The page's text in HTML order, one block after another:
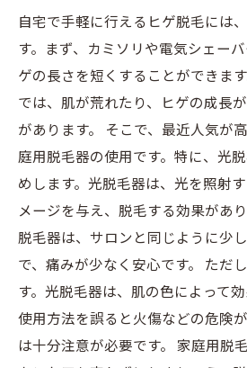
自宅で手軽に行えるヒゲ脱毛には
す。まず、カミソリや電気シェー
ゲの長さを短くすることができま
では、肌が荒れたり、ヒゲの成長
があります。 そこで、最近人気が
庭用脱毛器の使用です。特に、光
めします。光脱毛器は、光を照射
メージを与え、脱毛する効果があ
脱毛器は、サロンと同じように少
で、痛みが少なく安心です。 ただ
す。光脱毛器は、肌の色によって効
使用方法を誤ると火傷などの危険
は十分注意が必要です。 家庭用脱